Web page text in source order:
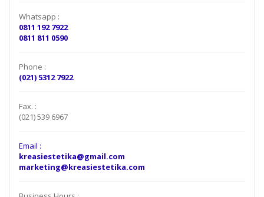
Whatsapp :
0811 192 7922
0811 811 0590
Phone :
(021) 5312 7922
Fax. :
(021) 539 6967
Email :
kreasiestetika@gmail.com
marketing@kreasiestetika.com